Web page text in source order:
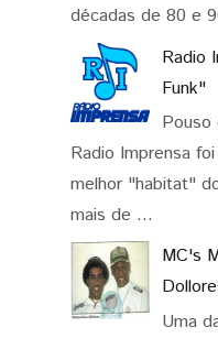
décadas de 80 e
Radio
Funk"
Pouso
Radio Imprensa
melhor "habitat"
mais de ...
MC's
Uma